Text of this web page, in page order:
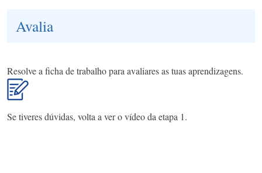
Avalia
Resolve a ficha de trabalho para avaliares as tuas aprendizagens.
Se tiveres dúvidas, volta a ver o vídeo da etapa 1.